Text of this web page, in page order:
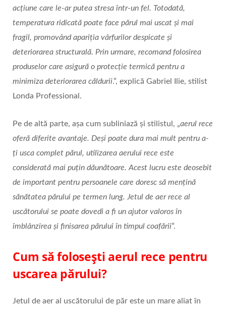
acțiune care le-ar putea stresa într-un fel. Totodată,
temperatura ridicată poate face părul mai uscat și mai
fragil, promovând apariția vârfurilor despicate și
deteriorarea structurală. Prin urmare, recomand folosirea
produselor care asigură o protecție termică pentru a
minimiza deteriorarea căldurii.”, explică Gabriel Ilie, stilist
Londa Professional.
Pe de altă parte, așa cum subliniază și stilistul, „aerul rece
oferă diferite avantaje. Deși poate dura mai mult pentru a-
ți usca complet părul, utilizarea aerului rece este
considerată mai puțin dăunătoare. Acest lucru este deosebit
de important pentru persoanele care doresc să mențină
sănătatea părului pe termen lung. Jetul de aer rece al
uscătorului se poate dovedi a fi un ajutor valoros în
îmblânzirea și finisarea părului în timpul coafării”.
Cum să folosești aerul rece pentru
uscarea părului?
Jetul de aer al uscătorului de păr este un mare aliat în